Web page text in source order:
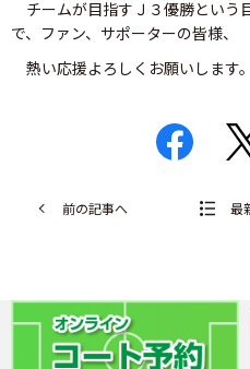
チームが目指すＪ３優勝という
で、ファン、サポーターの皆様、
熱い応援よろしくお願いします。
前の記事へ 最